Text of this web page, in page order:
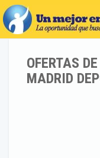
OFERTAS
MADRID